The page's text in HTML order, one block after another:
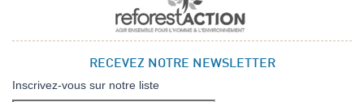
RECEVEZ NOTRE NEWSLETTER
Inscrivez-vous sur notre liste